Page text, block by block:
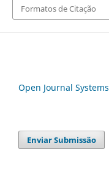
Formatos de Citação
Open Journal Systems
Enviar Submissão